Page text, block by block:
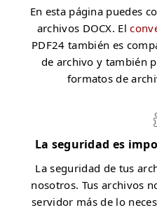
En esta página puedes
archivos DOCX. El
PDF24 también es
de archivo y también
formatos de
La seguridad es
La seguridad de tus
nosotros. Tus archivos
servidor más de lo